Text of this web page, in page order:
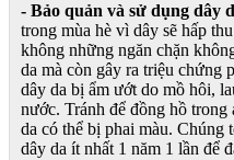
- Bảo quản và sử dụng dây
trong mùa hè vì dây sẽ hấp
không những ngăn chặn
da mà còn gây ra triệu chứng
dây da bị ẩm ướt do mồ hôi,
nước. Tránh để đồng hồ trong
da có thể bị phai màu. Chúng
dây da ít nhất 1 năm 1 lần để